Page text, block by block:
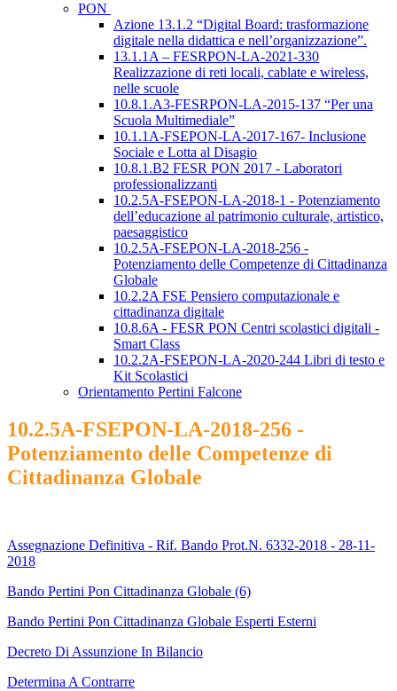
PON
Azione 13.1.2 “Digital Board: trasformazione
digitale nella didattica e nell’organizzazione”.
13.1.1A – FESRPON-LA-2021-330
Realizzazione di reti locali, cablate e wireless,
nelle scuole
10.8.1.A3-FESRPON-LA-2015-137 “Per una
Scuola Multimediale”
10.1.1A-FSEPON-LA-2017-167- Inclusione
Sociale e Lotta al Disagio
10.8.1.B2 FESR PON 2017 - Laboratori
professionalizzanti
10.2.5A-FSEPON-LA-2018-1 - Potenziamento
dell’educazione al patrimonio culturale, artistico,
paesaggistico
10.2.5A-FSEPON-LA-2018-256 -
Potenziamento delle Competenze di Cittadinanza
Globale
10.2.2A FSE Pensiero computazionale e
cittadinanza digitale
10.8.6A - FESR PON Centri scolastici digitali -
Smart Class
10.2.2A-FSEPON-LA-2020-244 Libri di testo e
Kit Scolastici
Orientamento Pertini Falcone
10.2.5A-FSEPON-LA-2018-256 -
Potenziamento delle Competenze di
Cittadinanza Globale
Assegnazione Definitiva - Rif. Bando Prot.N. 6332-2018 - 28-11-
2018
Bando Pertini Pon Cittadinanza Globale (6)
Bando Pertini Pon Cittadinanza Globale Esperti Esterni
Decreto Di Assunzione In Bilancio
Determina A Contrarre